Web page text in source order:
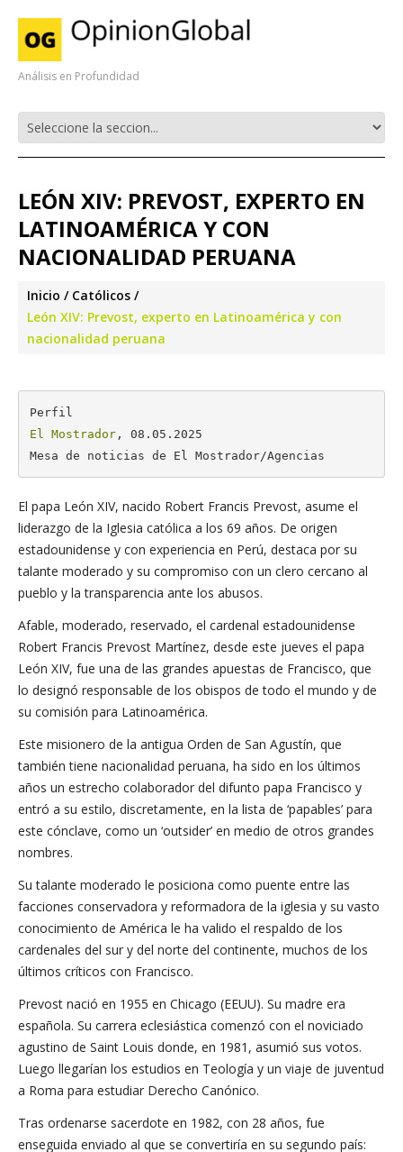
Análisis en Profundidad
LEÓN XIV: PREVOST, EXPERTO EN
LATINOAMÉRICA Y CON
NACIONALIDAD PERUANA
Inicio
Católicos
León XIV: Prevost, experto en Latinoamérica y con
nacionalidad peruana
El Mostrador, 08.05.2025
Mesa de noticias de El Mostrador/Agencias
El papa León XIV, nacido Robert Francis Prevost, asume el
liderazgo de la Iglesia católica a los 69 años. De origen
estadounidense y con experiencia en Perú, destaca por su
talante moderado y su compromiso con un clero cercano al
pueblo y la transparencia ante los abusos.
Afable, moderado, reservado, el cardenal estadounidense
Robert Francis Prevost Martínez, desde este jueves el papa
León XIV, fue una de las grandes apuestas de Francisco, que
lo designó responsable de los obispos de todo el mundo y de
su comisión para Latinoamérica.
Este misionero de la antigua Orden de San Agustín, que
también tiene nacionalidad peruana, ha sido en los últimos
años un estrecho colaborador del difunto papa Francisco y
entró a su estilo, discretamente, en la lista de ‘papables’ para
este cónclave, como un ‘outsider’ en medio de otros grandes
nombres.
Su talante moderado le posiciona como puente entre las
facciones conservadora y reformadora de la iglesia y su vasto
conocimiento de América le ha valido el respaldo de los
cardenales del sur y del norte del continente, muchos de los
últimos críticos con Francisco.
Prevost nació en 1955 en Chicago (EEUU). Su madre era
española. Su carrera eclesiástica comenzó con el noviciado
agustino de Saint Louis donde, en 1981, asumió sus votos.
Luego llegarían los estudios en Teología y un viaje de juventud
a Roma para estudiar Derecho Canónico.
Tras ordenarse sacerdote en 1982, con 28 años, fue
enseguida enviado al que se convertiría en su segundo país: